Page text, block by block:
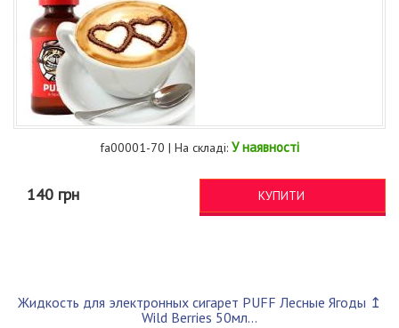
fa00001-70 | На складі: У наявності
140 грн КУПИТИ
Жидкость для электронных сигарет PUFF Лесные Ягоды ↥
Wild Berries 50мл...